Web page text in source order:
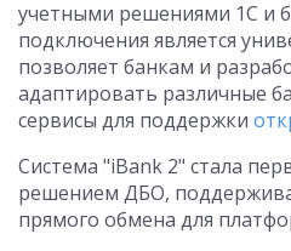
учетными решениями 1С и
подключения является
позволяет банкам и
адаптировать различные
сервисы для поддержки
Система "iBank 2" стала
решением ДБО,
прямого обмена для